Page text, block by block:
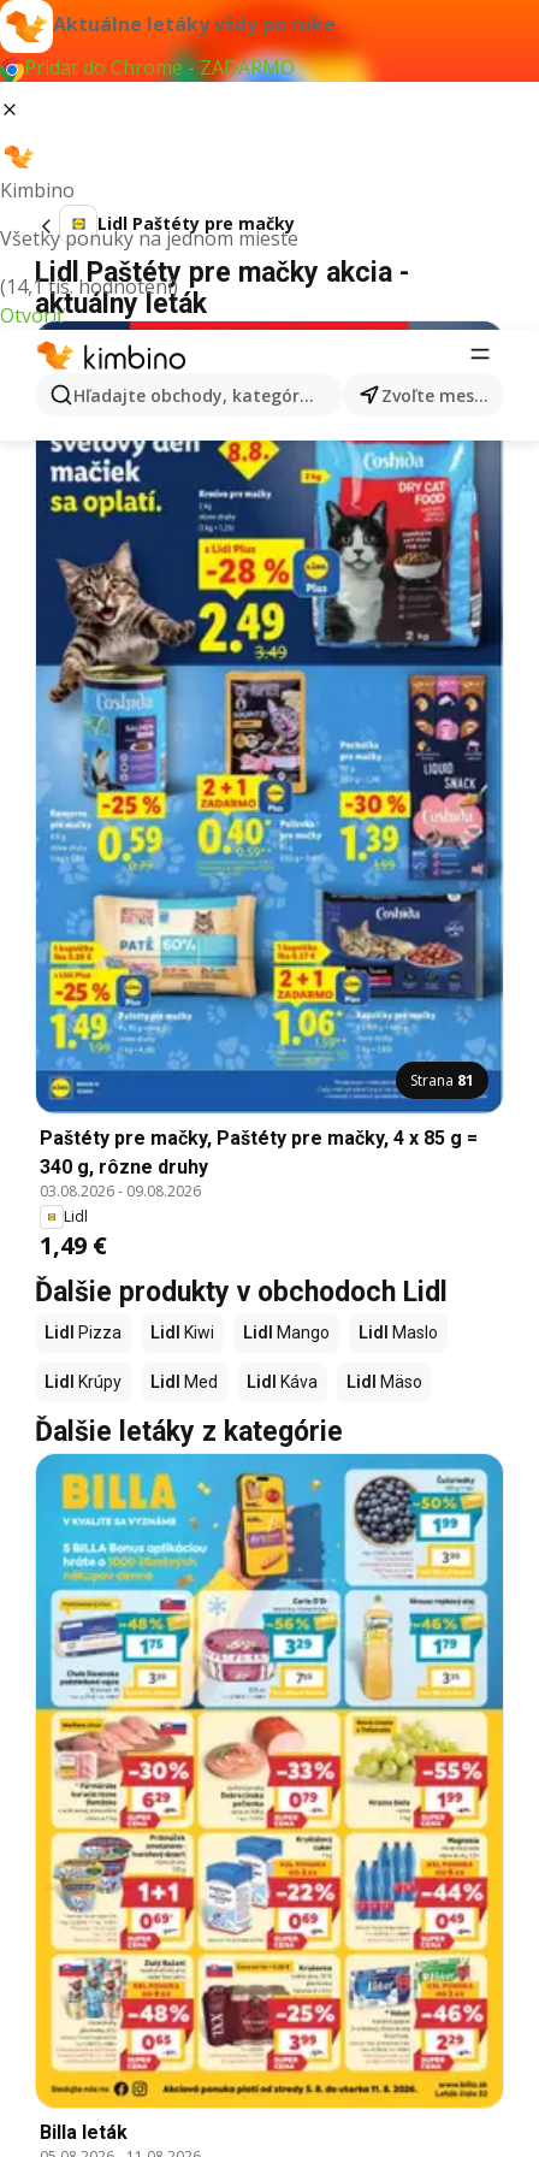
Aktuálne letáky vždy po ruke
Pridať do Chrome - ZADARMO
Kimbino
Všetky ponuky na jednom mieste
(14,1 tis. hodnotení)
Otvoriť
Hľadajte obchody, kategórie, produkty... Zvoľte mesto
Lidl Paštéty pre mačky
Lidl Paštéty pre mačky akcia -
aktuálny leták
Strana 81
Paštéty pre mačky, Paštéty pre mačky, 4 x 85 g =
340 g, rôzne druhy
03.08.2026- 09.08.2026
Lidl
1,49 €
Ďalšie produkty v obchodoch Lidl
Lidl Pizza Lidl Kiwi Lidl Mango Lidl Maslo
Lidl Krúpy Lidl Med Lidl Káva Lidl Mäso
Ďalšie letáky z kategórie
Billa leták